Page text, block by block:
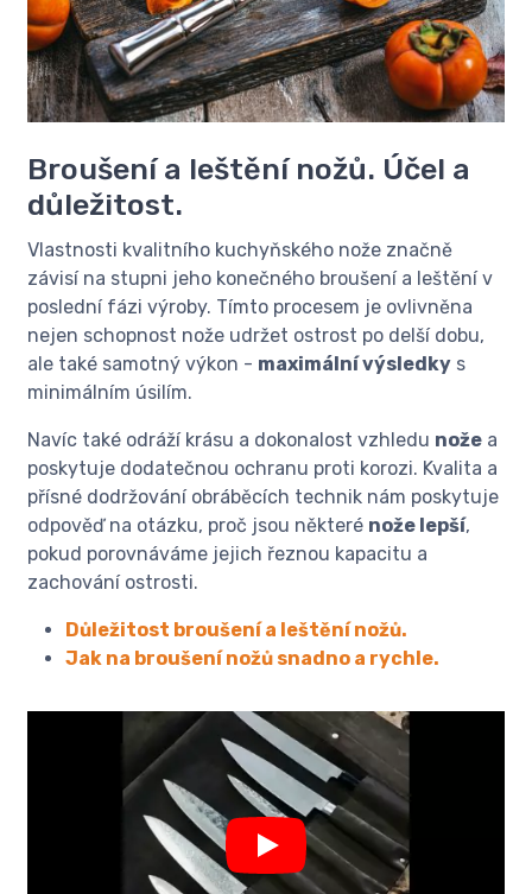
Broušení a leštění nožů. Účel a
důležitost.
Vlastnosti kvalitního kuchyňského nože značně
závisí na stupni jeho konečného broušení a leštění v
poslední fázi výroby. Tímto procesem je ovlivněna
nejen schopnost nože udržet ostrost po delší dobu,
ale také samotný výkon - maximální výsledky s
minimálním úsilím.
Navíc také odráží krásu a dokonalost vzhledu nože a
poskytuje dodatečnou ochranu proti korozi. Kvalita a
přísné dodržování obráběcích technik nám poskytuje
odpověď na otázku, proč jsou některé nože lepší,
pokud porovnáváme jejich řeznou kapacitu a
zachování ostrosti.
Důležitost broušení a leštění nožů.
Jak na broušení nožů snadno a rychle.